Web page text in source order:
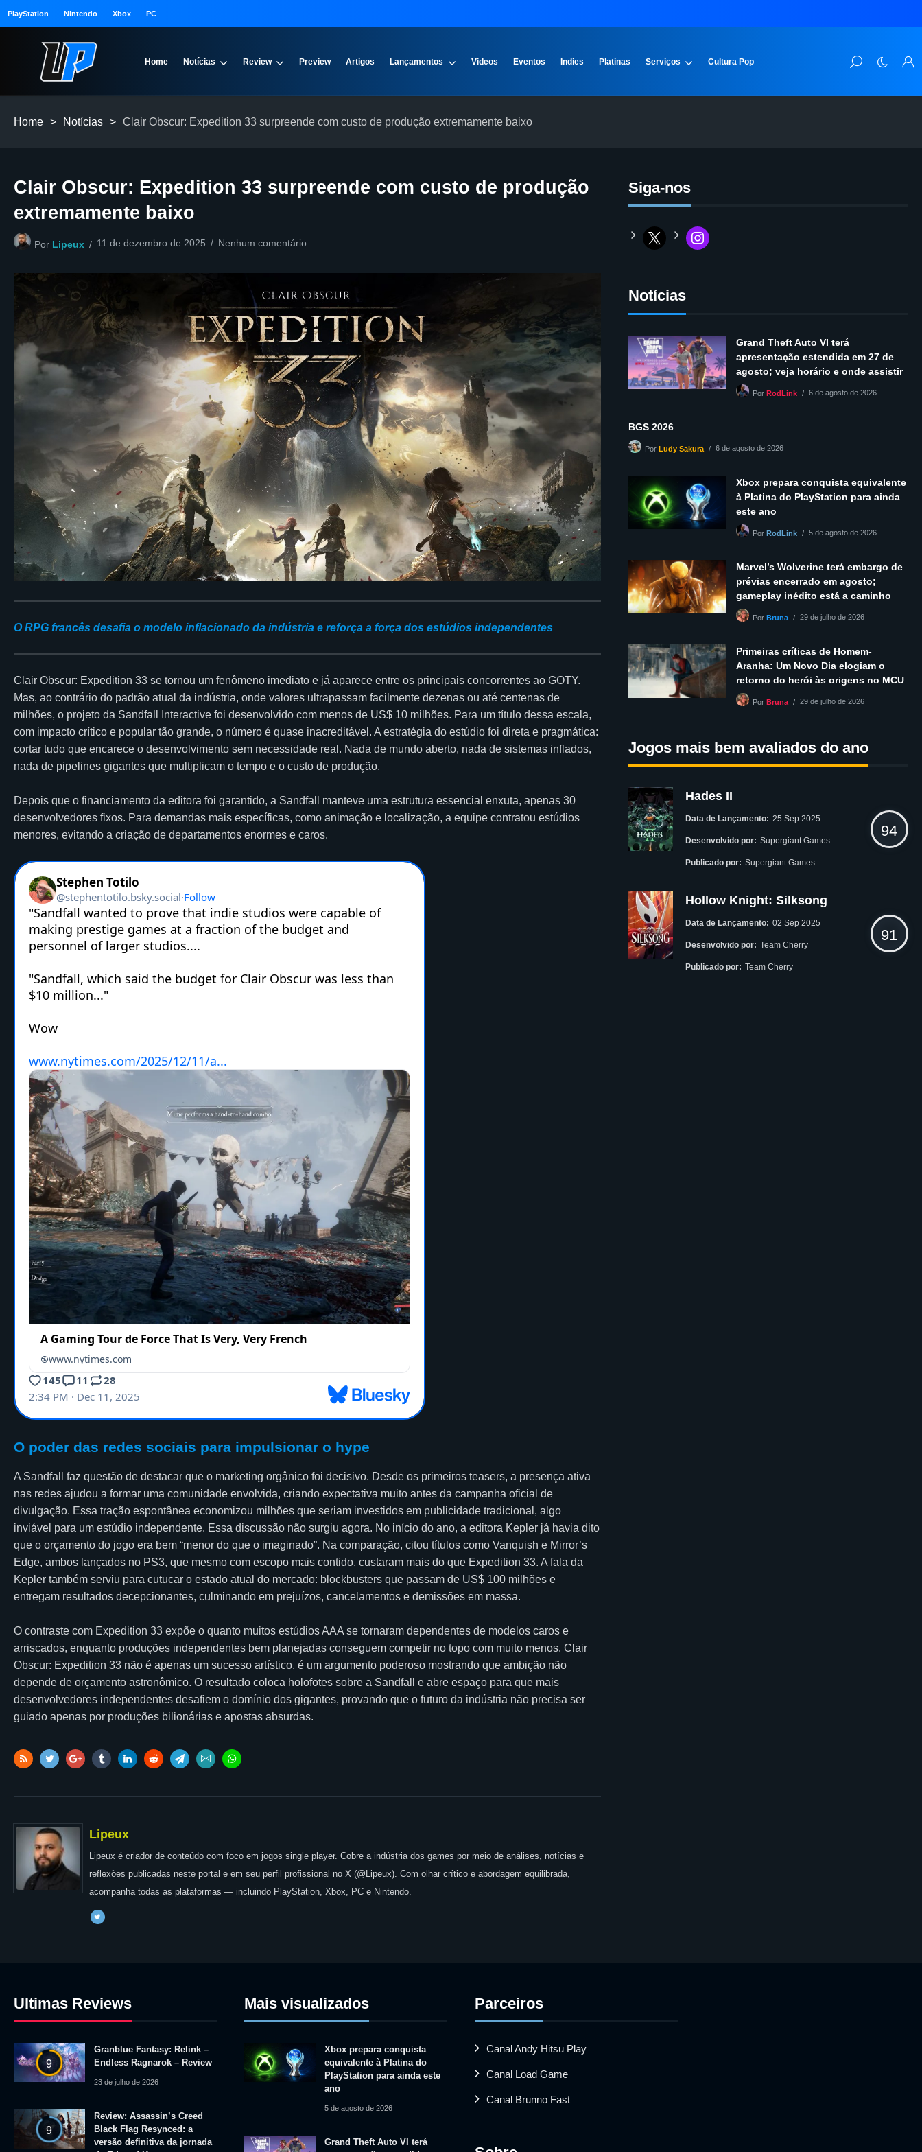
PlayStation Nintendo Xbox PC
Home Notícias Review Preview Artigos Lançamentos Videos Eventos Indies Platinas Serviços Cultura Pop
Home > Notícias > Clair Obscur: Expedition 33 surpreende com custo de produção extremamente baixo
Clair Obscur: Expedition 33 surpreende com custo de produção
extremamente baixo
Por Lipeux 11 de dezembro de 2025 Nenhum comentário
O RPG francês desafia o modelo inflacionado da indústria e reforça a força dos estúdios independentes
Clair Obscur: Expedition 33 se tornou um fenômeno imediato e já aparece entre os principais concorrentes ao GOTY.
Mas, ao contrário do padrão atual da indústria, onde valores ultrapassam facilmente dezenas ou até centenas de
milhões, o projeto da Sandfall Interactive foi desenvolvido com menos de US$ 10 milhões. Para um título dessa escala,
com impacto crítico e popular tão grande, o número é quase inacreditável. A estratégia do estúdio foi direta e pragmática:
cortar tudo que encarece o desenvolvimento sem necessidade real. Nada de mundo aberto, nada de sistemas inflados,
nada de pipelines gigantes que multiplicam o tempo e o custo de produção.
Depois que o financiamento da editora foi garantido, a Sandfall manteve uma estrutura essencial enxuta, apenas 30
desenvolvedores fixos. Para demandas mais específicas, como animação e localização, a equipe contratou estúdios
menores, evitando a criação de departamentos enormes e caros.
O poder das redes sociais para impulsionar o hype
A Sandfall faz questão de destacar que o marketing orgânico foi decisivo. Desde os primeiros teasers, a presença ativa
nas redes ajudou a formar uma comunidade envolvida, criando expectativa muito antes da campanha oficial de
divulgação. Essa tração espontânea economizou milhões que seriam investidos em publicidade tradicional, algo
inviável para um estúdio independente. Essa discussão não surgiu agora. No início do ano, a editora Kepler já havia dito
que o orçamento do jogo era bem “menor do que o imaginado”. Na comparação, citou títulos como Vanquish e Mirror’s
Edge, ambos lançados no PS3, que mesmo com escopo mais contido, custaram mais do que Expedition 33. A fala da
Kepler também serviu para cutucar o estado atual do mercado: blockbusters que passam de US$ 100 milhões e
entregam resultados decepcionantes, culminando em prejuízos, cancelamentos e demissões em massa.
O contraste com Expedition 33 expõe o quanto muitos estúdios AAA se tornaram dependentes de modelos caros e
arriscados, enquanto produções independentes bem planejadas conseguem competir no topo com muito menos. Clair
Obscur: Expedition 33 não é apenas um sucesso artístico, é um argumento poderoso mostrando que ambição não
depende de orçamento astronômico. O resultado coloca holofotes sobre a Sandfall e abre espaço para que mais
desenvolvedores independentes desafiem o domínio dos gigantes, provando que o futuro da indústria não precisa ser
guiado apenas por produções bilionárias e apostas absurdas.
Lipeux
Lipeux é criador de conteúdo com foco em jogos single player. Cobre a indústria dos games por meio de análises, notícias e
reflexões publicadas neste portal e em seu perfil profissional no X (@Lipeux). Com olhar crítico e abordagem equilibrada,
acompanha todas as plataformas — incluindo PlayStation, Xbox, PC e Nintendo.
Siga-nos
Notícias
Grand Theft Auto VI terá
apresentação estendida em 27 de
agosto; veja horário e onde assistir
PorRodLink 6 de agosto de 2026
BGS 2026
PorLudy Sakura 6 de agosto de 2026
Xbox prepara conquista equivalente
à Platina do PlayStation para ainda
este ano
PorRodLink 5 de agosto de 2026
Marvel’s Wolverine terá embargo de
prévias encerrado em agosto;
gameplay inédito está a caminho
PorBruna 29 de julho de 2026
Primeiras críticas de Homem-
Aranha: Um Novo Dia elogiam o
retorno do herói às origens no MCU
PorBruna 29 de julho de 2026
Jogos mais bem avaliados do ano
Hades II
Data de Lançamento: 25 Sep 2025
Desenvolvido por: Supergiant Games
Publicado por: Supergiant Games
94
Hollow Knight: Silksong
Data de Lançamento: 02 Sep 2025
Desenvolvido por: Team Cherry
Publicado por: Team Cherry
91
Ultimas Reviews
9
Granblue Fantasy: Relink –
Endless Ragnarok – Review
23 de julho de 2026
9
Review: Assassin’s Creed
Black Flag Resynced: a
versão definitiva da jornada
Mais visualizados
Xbox prepara conquista
equivalente à Platina do
PlayStation para ainda este
ano
5 de agosto de 2026
Grand Theft Auto VI terá
Parceiros
Canal Andy Hitsu Play
Canal Load Game
Canal Brunno Fast